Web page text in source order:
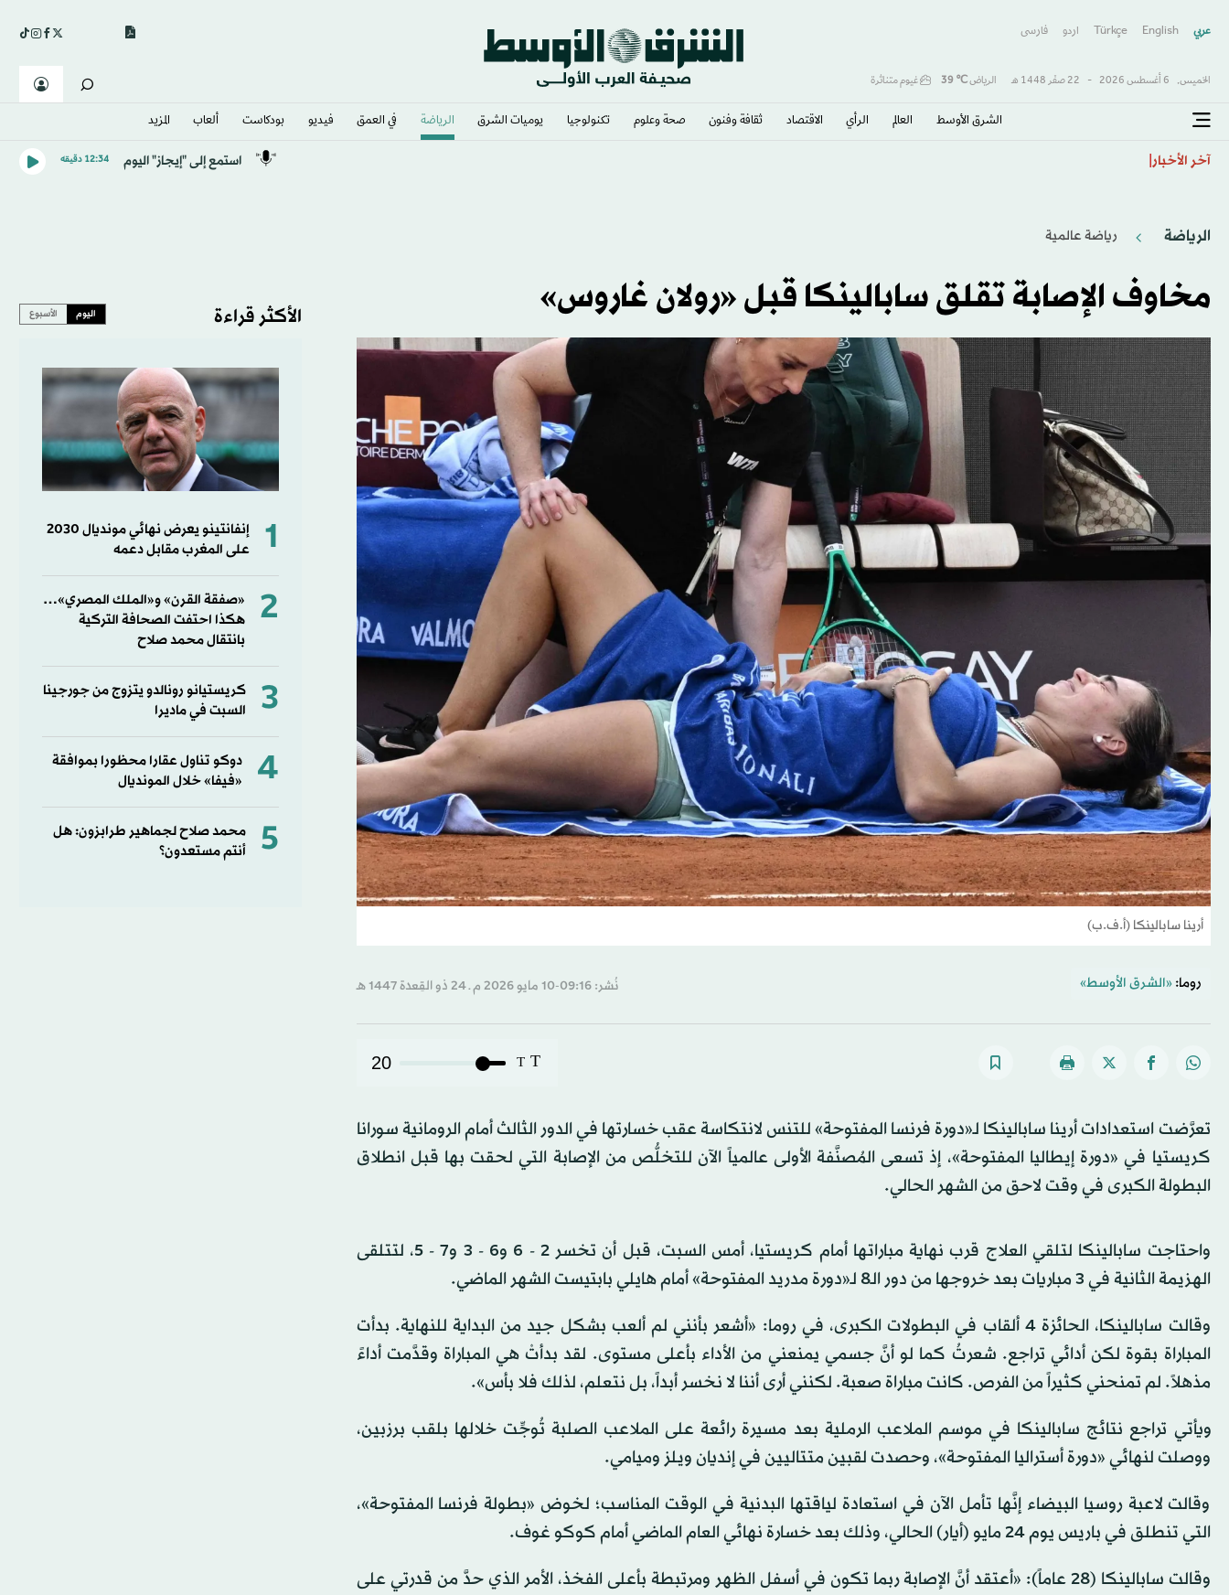
عربي English
Türkçe اردو فارسى
الخميس, 6 أغسطس 2026 - 22 صفَر 1448 هـ الرياض℃
39 غيوم متناثرة
الشرق الأوسط​ العالم الرأي الاقتصاد ثقافة وفنون صحة وعلوم تكنولوجيا يوميات الشرق​ الرياضة في العمق فيديو بودكاست ألعاب المزيد
آخر الأخبار استمع إلى "إيجاز" اليوم 12:34 دقيقه
الرياضة رياضة عالمية
مخاوف الإصابة تقلق سابالينكا قبل «رولان غاروس»
أرينا سابالينكا (أ.ف.ب)
روما: «الشرق الأوسط» نُشر: 09:16-10 مايو 2026 م ـ 24 ذو القِعدة 1447 هـ
T
T
20
تعرَّضت استعدادات أرينا سابالينكا لـ«دورة فرنسا المفتوحة» للتنس لانتكاسة عقب خسارتها في الدور الثالث أمام ​الرومانية سورانا
كريستيا في «دورة إيطاليا المفتوحة»، إذ تسعى المُصنَّفة الأولى عالمياً الآن للتخلُّص من الإصابة التي لحقت بها قبل انطلاق
البطولة الكبرى في وقت لاحق من الشهر الحالي.
واحتاجت سابالينكا لتلقي العلاج قرب نهاية مباراتها أمام كريستيا، أمس السبت، قبل أن تخسر 2 - 6 ‌و6 - 3 و7 - 5، ‌لتتلقى
الهزيمة الثانية في 3 ​مباريات ‌بعد ⁠خروجها ​من دور ⁠الـ8 لـ«دورة مدريد المفتوحة» أمام هايلي بابتيست الشهر الماضي.
وقالت سابالينكا، الحائزة 4 ألقاب في البطولات الكبرى، في روما: «أشعر بأنني لم ألعب بشكل جيد من البداية للنهاية. بدأت
المباراة بقوة لكن أدائي تراجع. شعرتُ كما لو أنَّ ⁠جسمي يمنعني من الأداء بأعلى ‌مستوى. لقد بدأتْ هي ‌المباراة وقدَّمت أداءً
مذهلاً. لم ​تمنحني كثيراً من ‌الفرص. كانت مباراة صعبة. لكنني أرى أننا ‌لا نخسر أبداً، بل نتعلم، لذلك فلا بأس».
ويأتي تراجع نتائج سابالينكا في موسم الملاعب الرملية بعد مسيرة رائعة على الملاعب الصلبة تُوجِّت خلالها بلقب ‌برزبين،
ووصلت لنهائي «دورة أستراليا المفتوحة»، وحصدت لقبين متتاليين في إنديان ويلز وميامي.
وقالت ⁠لاعبة ⁠روسيا البيضاء إنَّها تأمل الآن في استعادة لياقتها البدنية في الوقت المناسب؛ لخوض «بطولة فرنسا المفتوحة»،
التي تنطلق في باريس يوم 24 مايو (أيار) الحالي، وذلك بعد خسارة نهائي العام الماضي أمام كوكو غوف.
وقالت سابالينكا (28 عاماً): «أعتقد أنَّ الإصابة ربما تكون في أسفل الظهر ومرتبطة بأعلى الفخذ، الأمر الذي حدَّ من قدرتي على
الأكثر قراءة اليوم الأسبوع
1
إنفانتينو يعرض نهائي مونديال 2030
على المغرب مقابل دعمه
2
«صفقة القرن» و«الملك المصري»…
هكذا احتفت الصحافة التركية
بانتقال محمد صلاح
3
كريستيانو رونالدو يتزوج من جورجينا
السبت في ماديرا
4
دوكو تناول عقارا محظورا بموافقة
«فيفا» خلال المونديال
5
محمد صلاح لجماهير طرابزون: هل
أنتم مستعدون؟